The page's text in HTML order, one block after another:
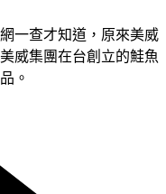
一查才知道，原來美威
威集團在台創立的鮭魚
。